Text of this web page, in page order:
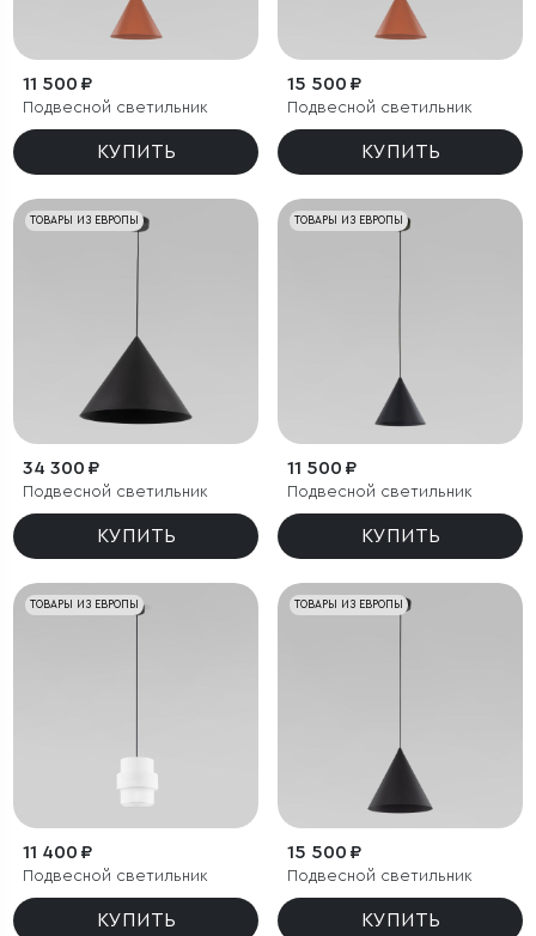
11 500 ₽
Подвесной светильник
КУПИТЬ
15 500 ₽
Подвесной светильник
КУПИТЬ
ТОВАРЫ ИЗ ЕВРОПЫ
34 300 ₽
Подвесной светильник
КУПИТЬ
ТОВАРЫ ИЗ ЕВРОПЫ
11 500 ₽
Подвесной светильник
КУПИТЬ
ТОВАРЫ ИЗ ЕВРОПЫ
11 400 ₽
Подвесной светильник
КУПИТЬ
ТОВАРЫ ИЗ ЕВРОПЫ
15 500 ₽
Подвесной светильник
КУПИТЬ